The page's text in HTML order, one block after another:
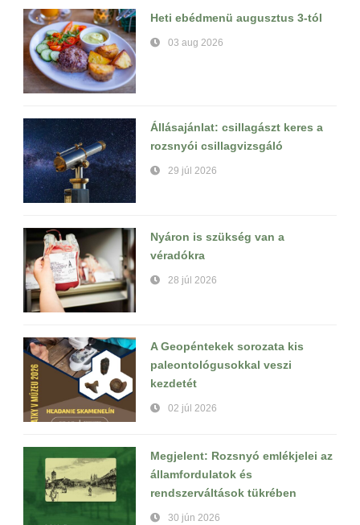
Heti ebédmenü augusztus 3-tól
03 aug 2026
Állásajánlat: csillagászt keres a
rozsnyói csillagvizsgáló
29 júl 2026
Nyáron is szükség van a
véradókra
28 júl 2026
A Geopéntekek sorozata kis
paleontológusokkal veszi
kezdetét
02 júl 2026
Megjelent: Rozsnyó emlékjelei az
államfordulatok és
rendszerváltások tükrében
30 jún 2026